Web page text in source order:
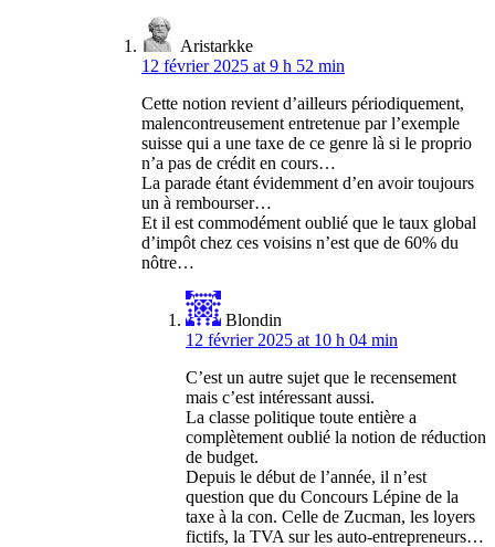
Aristarkke
12 février 2025 at 9 h 52 min
Cette notion revient d’ailleurs périodiquement,
malencontreusement entretenue par l’exemple
suisse qui a une taxe de ce genre là si le proprio
n’a pas de crédit en cours…
La parade étant évidemment d’en avoir toujours
un à rembourser…
Et il est commodément oublié que le taux global
d’impôt chez ces voisins n’est que de 60% du
nôtre…
Blondin
12 février 2025 at 10 h 04 min
C’est un autre sujet que le recensement
mais c’est intéressant aussi.
La classe politique toute entière a
complètement oublié la notion de réduction
de budget.
Depuis le début de l’année, il n’est
question que du Concours Lépine de la
taxe à la con. Celle de Zucman, les loyers
fictifs, la TVA sur les auto-entrepreneurs…